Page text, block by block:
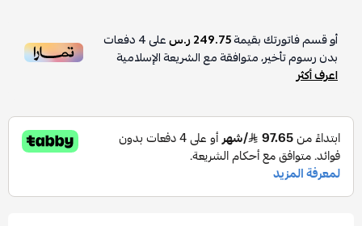
أو قسم فاتورتك بقيمة249.75 ر.س على4دفعات
بدون رسوم تأخير، متوافقة مع الشريعة الإسلامية
اعرف أكثر